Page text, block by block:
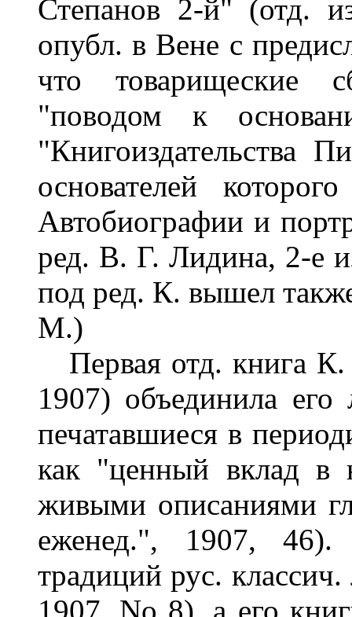
Степанов 2-й" (отд.
опубл. в Вене с
что товарищеские
"поводом к
"Книгоиздательства
основателей
Автобиографии и
ред. В. Г. Лидина, 2-е
под ред. К. вышел
M.)
Первая отд. книга
1907) объединила
печатавшиеся в
как "ценный вклад в
живыми описаниями
еженед.", 1907, 46).
традиций рус.